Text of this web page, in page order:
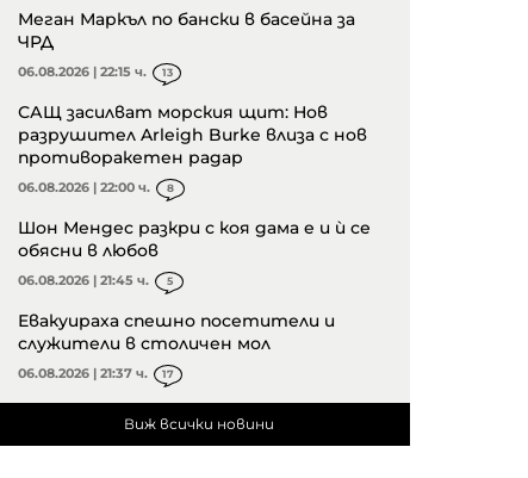
Меган Маркъл по бански в басейна за
ЧРД
06.08.2026 | 22:15 ч. 13
САЩ засилват морския щит: Нов
разрушител Arleigh Burke влиза с нов
противоракетен радар
06.08.2026 | 22:00 ч. 8
Шон Мендес разкри с коя дама е и ѝ се
обясни в любов
06.08.2026 | 21:45 ч. 5
Евакуираха спешно посетители и
служители в столичен мол
06.08.2026 | 21:37 ч. 17
Виж всички новини